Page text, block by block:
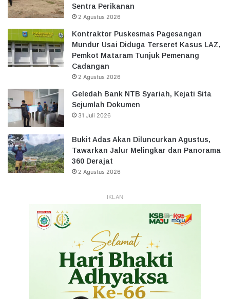
Sentra Perikanan
2 Agustus 2026
Kontraktor Puskesmas Pagesangan
Mundur Usai Diduga Terseret Kasus LAZ,
Pemkot Mataram Tunjuk Pemenang
Cadangan
2 Agustus 2026
Geledah Bank NTB Syariah, Kejati Sita
Sejumlah Dokumen
31 Juli 2026
Bukit Adas Akan Diluncurkan Agustus,
Tawarkan Jalur Melingkar dan Panorama
360 Derajat
2 Agustus 2026
IKLAN